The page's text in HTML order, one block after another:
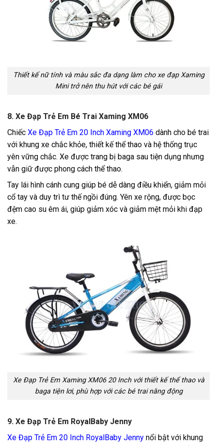
Thiết kế nữ tính và màu sắc đa dạng làm cho xe đạp Xaming
Mini trở nên thu hút với các bé gái
8. Xe Đạp Trẻ Em Bé Trai Xaming XM06
Chiếc Xe Đạp Trẻ Em 20 Inch Xaming XM06 dành cho bé trai
với khung xe chắc khỏe, thiết kế thể thao và hệ thống trục
yên vững chắc. Xe được trang bị baga sau tiện dụng nhưng
vẫn giữ được phong cách thể thao.
Tay lái hình cánh cung giúp bé dễ dàng điều khiển, giảm mỏi
cổ tay và duy trì tư thế ngồi đúng. Yên xe rộng, được bọc
đệm cao su êm ái, giúp giảm xóc và giảm mệt mỏi khi đạp
xe.
Xe Đạp Trẻ Em Xaming XM06 20 Inch với thiết kế thể thao và
baga tiện lơi, phù hợp với các bé trai năng động
9. Xe Đạp Trẻ Em RoyalBaby Jenny
Xe Đạp Trẻ Em 20 Inch RoyalBaby Jenny nổi bật với khung